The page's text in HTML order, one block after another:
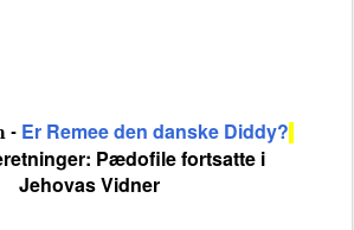
- Er Remee den danske Diddy?
Pædofile fortsatte i
Jehovas Vidner